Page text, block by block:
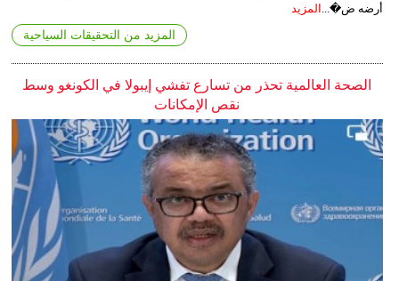
أرضه ض�...
المزيد
المزيد من التحقيقات السياحية
الصحة العالمية تحذر من تسارع تفشي إيبولا في الكونغو وسط
نقص الإمكانات